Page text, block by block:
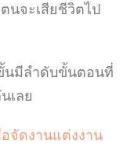
นจะเสียชีวิตไป
นมีลำดับขั้นตอนที่
เลย
อจัดงานแต่งงาน